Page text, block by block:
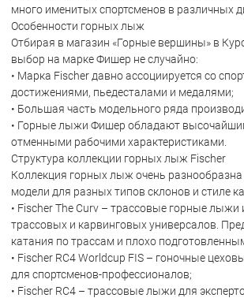
много именитых спортсменов в различных
Особенности горных лыж
Отбирая в магазин «Горные вершины» в
выбор на марке Фишер не случайно:
• Марка Fischer давно ассоциируется со
достижениями, пьедесталами и медалями;
• Большая часть модельного ряда
• Горные лыжи Фишер обладают
отменными рабочими характеристиками.
Структура коллекции горных лыж Fischer
Коллекция горных лыж очень разнообразна
модели для разных типов склонов и стиле
• Fischer The Curv – трассовые горные лыжи
трассовых и карвинговых универсалов.
катания по трассам и плохо
• Fischer RC4 Worldcup FIS – гоночные
для спортсменов-профессионалов;
• Fischer RC4 – трассовые лыжи для